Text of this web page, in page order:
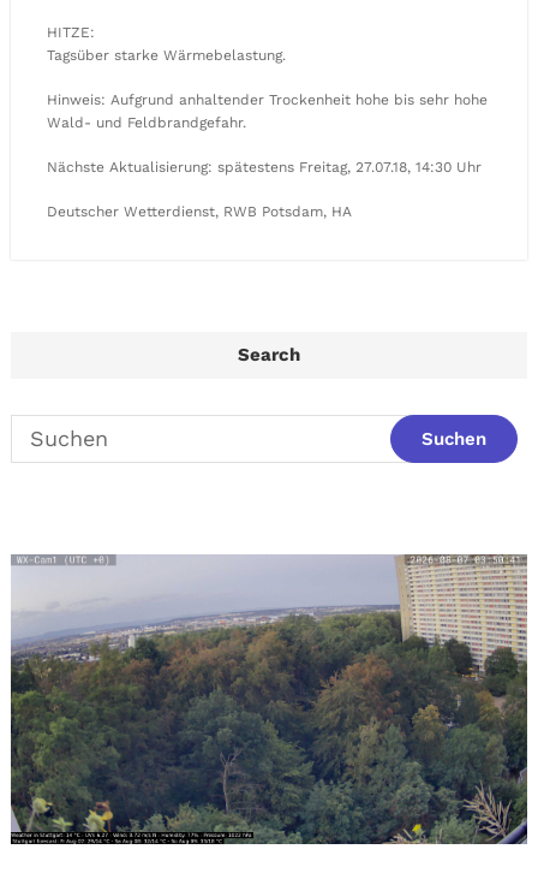
HITZE:
Tagsüber starke Wärmebelastung.
Hinweis: Aufgrund anhaltender Trockenheit hohe bis sehr hohe
Wald- und Feldbrandgefahr.
Nächste Aktualisierung: spätestens Freitag, 27.07.18, 14:30 Uhr
Deutscher Wetterdienst, RWB Potsdam, HA
Search